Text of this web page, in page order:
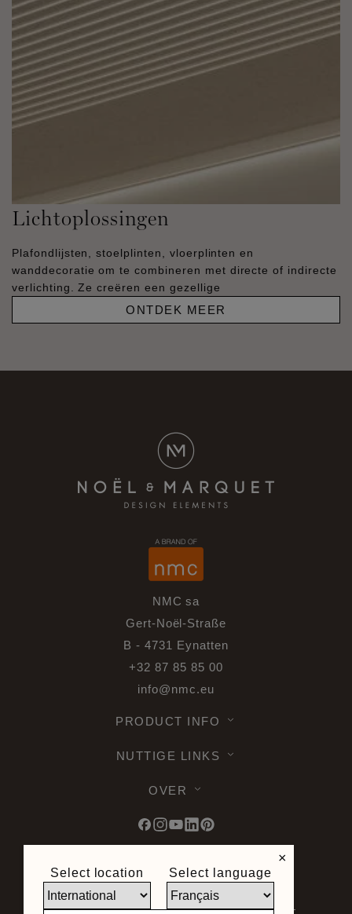
Lichtoplossingen
Plafondlijsten, stoelplinten, vloerplinten en
wanddecoratie om te combineren met directe of indirecte
verlichting. Ze creëren een gezellige
ONTDEK MEER
NMC sa
Gert-Noël-Straße
B - 4731 Eynatten
+32 87 85 85 00
info@nmc.eu
PRODUCT INFO
NUTTIGE LINKS
OVER
© 2026 Noel & Marquet. Alle rechten
voorbehouden -
Gegevensbescherming
AVG -Gebruiksvoorwaarden -Disclaimer -
×
Select location Select language